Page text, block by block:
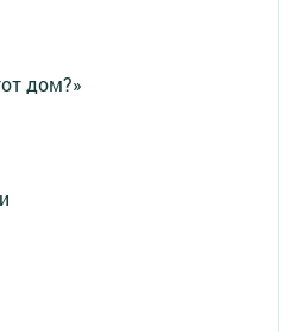
дом?»